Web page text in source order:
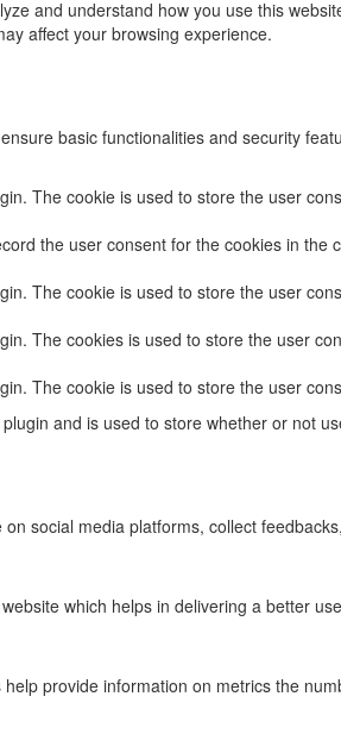
and understand how you use this
affect your browsing experience.
basic functionalities and security
The cookie is used to store the user
the user consent for the cookies in the
The cookie is used to store the user
The cookies is used to store the user
The cookie is used to store the user
and is used to store whether or not
social media platforms, collect
which helps in delivering a better
provide information on metrics the